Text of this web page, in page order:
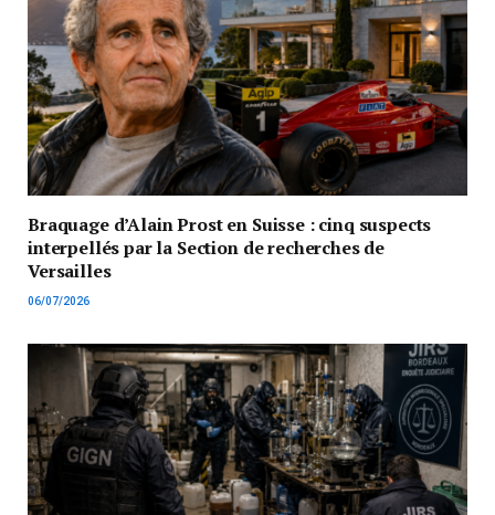
Braquage d’Alain Prost en Suisse : cinq suspects
interpellés par la Section de recherches de
Versailles
06/07/2026